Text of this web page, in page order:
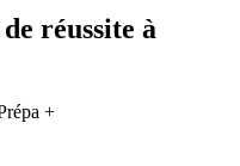
réussite à
+